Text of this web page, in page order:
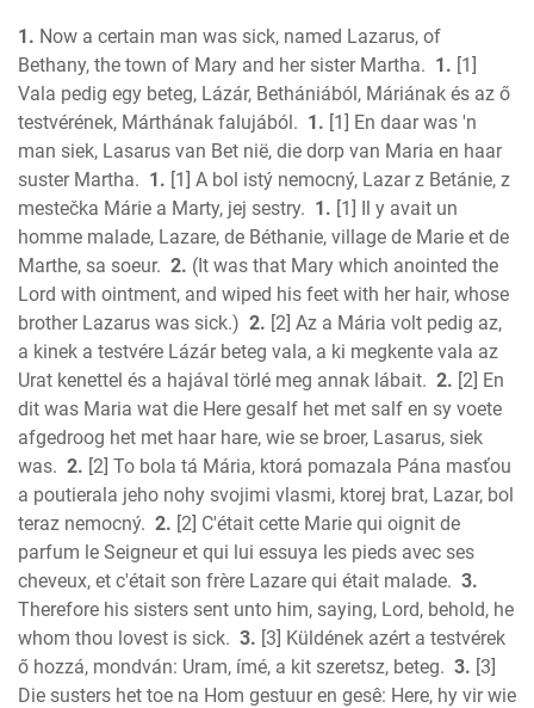
2 Kings
1 Chronicles
2 Chronicles
Ezra
Nehemiah
Esther
Job
Psalms
Proverbs
Ecclesiastes
S of Solomon
Isaiah
Jeremiah
Lamentations
Ezekiel
Daniel
Hosea
Joel
Amos
Obadiah
Jonah
1. Now a certain man was sick, named Lazarus, of
Bethany, the town of Mary and her sister Martha. 1. [1]
Vala pedig egy beteg, Lázár, Bethániából, Máriának és az ő
testvérének, Márthának falujából. 1. [1] En daar was 'n
man siek, Lasarus van Bet nië, die dorp van Maria en haar
suster Martha. 1. [1] A bol istý nemocný, Lazar z Betánie, z
mestečka Márie a Marty, jej sestry. 1. [1] Il y avait un
homme malade, Lazare, de Béthanie, village de Marie et de
Marthe, sa soeur. 2. (It was that Mary which anointed the
Lord with ointment, and wiped his feet with her hair, whose
brother Lazarus was sick.) 2. [2] Az a Mária volt pedig az,
a kinek a testvére Lázár beteg vala, a ki megkente vala az
Urat kenettel és a hajával törlé meg annak lábait. 2. [2] En
dit was Maria wat die Here gesalf het met salf en sy voete
afgedroog het met haar hare, wie se broer, Lasarus, siek
was. 2. [2] To bola tá Mária, ktorá pomazala Pána masťou
a poutierala jeho nohy svojimi vlasmi, ktorej brat, Lazar, bol
teraz nemocný. 2. [2] C'était cette Marie qui oignit de
parfum le Seigneur et qui lui essuya les pieds avec ses
cheveux, et c'était son frère Lazare qui était malade. 3.
Therefore his sisters sent unto him, saying, Lord, behold, he
whom thou lovest is sick. 3. [3] Küldének azért a testvérek
ő hozzá, mondván: Uram, ímé, a kit szeretsz, beteg. 3. [3]
Die susters het toe na Hom gestuur en gesê: Here, hy vir wie